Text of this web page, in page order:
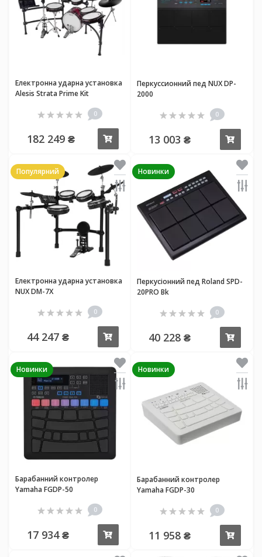
Електронна ударна установка
Alesis Strata Prime Kit
0
182 249 ₴
Перкуссионний пед NUX DP-
2000
0
13 003 ₴
Популярний
Електронна ударна установка
NUX DM-7X
0
44 247 ₴
Новинки
Перкусіонний пед Roland SPD-
20PRO Bk
0
40 228 ₴
Новинки
Барабанний контролер
Yamaha FGDP-50
0
17 934 ₴
Новинки
Барабанний контролер
Yamaha FGDP-30
0
11 958 ₴